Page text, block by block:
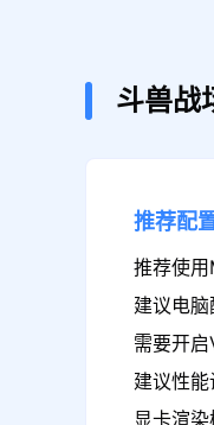
斗兽战
推荐配
推荐使
建议电
需要开启
建议性
显卡渲